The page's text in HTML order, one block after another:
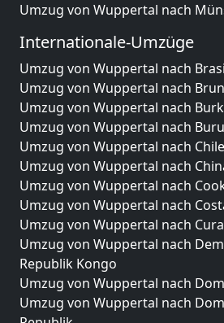
Umzug von Wuppertal nach
Internationale-Umzüge
Umzug von Wuppertal nach
Umzug von Wuppertal nach
Umzug von Wuppertal nach
Umzug von Wuppertal nach
Umzug von Wuppertal nach Chile
Umzug von Wuppertal nach
Umzug von Wuppertal nach
Umzug von Wuppertal nach
Umzug von Wuppertal nach
Umzug von Wuppertal nach
Republik Kongo
Umzug von Wuppertal nach
Umzug von Wuppertal nach